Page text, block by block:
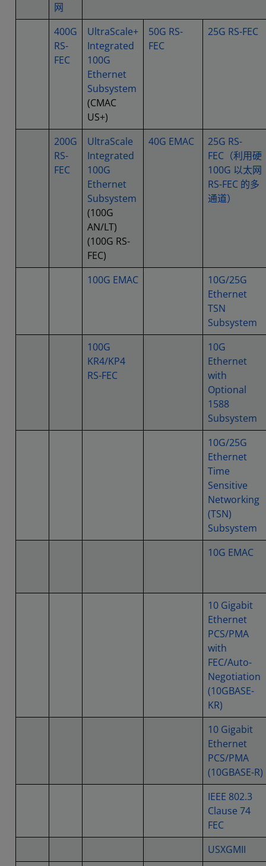
网
400G
RS-
FEC
UltraScale+
Integrated
100G
Ethernet
Subsystem
(CMAC
US+)
50G RS-
FEC
25G RS-FEC
200G
RS-
FEC
UltraScale
Integrated
100G
Ethernet
Subsystem
(100G
AN/LT)
(100G RS-
FEC)
40G EMAC
25G RS-
FEC（利用硬
100G 以太网
RS-FEC 的多
通道）
100G EMAC
10G/25G
Ethernet
TSN
Subsystem
100G
KR4/KP4
RS-FEC
10G
Ethernet
with
Optional
1588
Subsystem
10G/25G
Ethernet
Time
Sensitive
Networking
(TSN)
Subsystem
10G EMAC
10 Gigabit
Ethernet
PCS/PMA
with
FEC/Auto-
Negotiation
(10GBASE-
KR)
10 Gigabit
Ethernet
PCS/PMA
(10GBASE-R)
IEEE 802.3
Clause 74
FEC
USXGMII